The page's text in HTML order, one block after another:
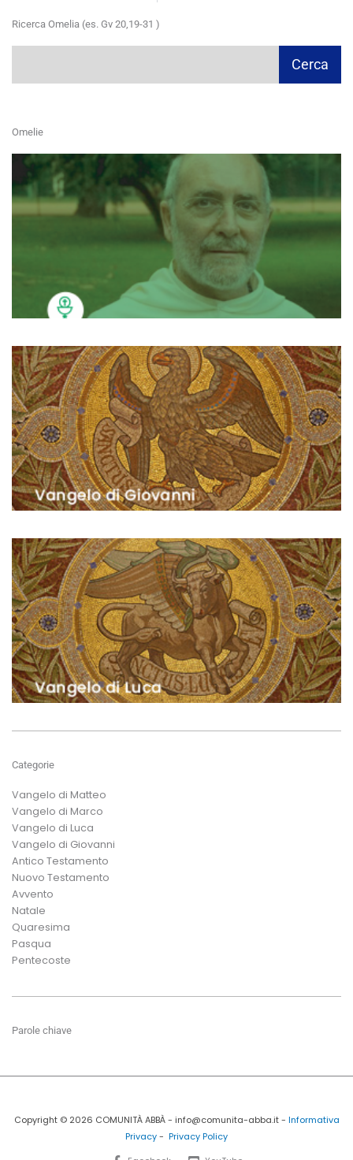
Ricerca Omelia (es. Gv 20,19-31 )
Cerca
Omelie
Categorie
Vangelo di Matteo
Vangelo di Marco
Vangelo di Luca
Vangelo di Giovanni
Antico Testamento
Nuovo Testamento
Avvento
Natale
Quaresima
Pasqua
Pentecoste
Parole chiave
Copyright © 2026 COMUNITÀ ABBÀ - info@comunita-abba.it - Informativa
Privacy - Privacy Policy